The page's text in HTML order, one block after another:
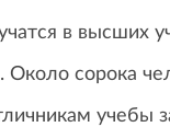
в высших
сорока
учебы